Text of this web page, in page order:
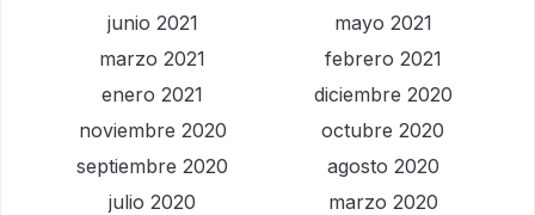
junio 2021
mayo 2021
marzo 2021
febrero 2021
enero 2021
diciembre 2020
noviembre 2020
octubre 2020
septiembre 2020
agosto 2020
julio 2020
marzo 2020